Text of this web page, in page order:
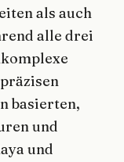
als auch
alle drei
basierten,
und
und